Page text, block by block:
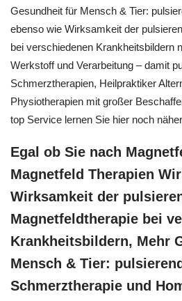
Gesundheit für Mensch & Tier:
ebenso wie Wirksamkeit der
bei verschiedenen Krankheitsbildern
Werkstoff und Verarbeitung – damit
Schmerztherapien, Heilpraktiker
Physiotherapien mit großer
top Service lernen Sie hier noch
Egal ob Sie nach
Magnetfeld Therapien
Wirksamkeit der
Magnetfeldtherapie bei
Krankheitsbildern, Mehr
Mensch & Tier:
Schmerztherapie und